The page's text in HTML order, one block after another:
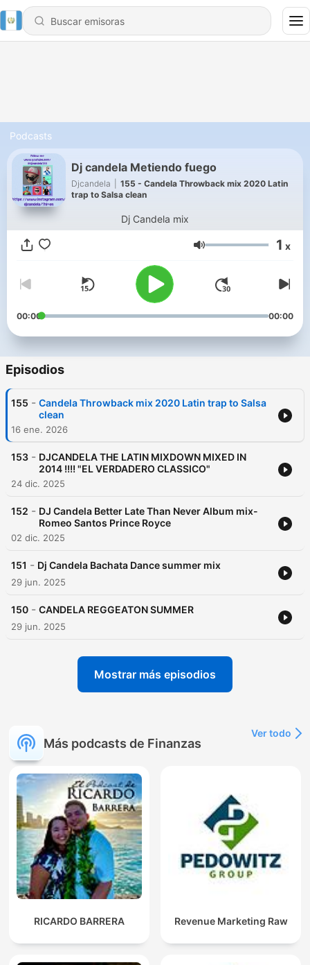
Podcasts
Dj candela Metiendo fuego
Djcandela
155 - Candela Throwback mix 2020 Latin
trap to Salsa clean
Dj Candela mix
Volumen 1 x
00:00 00:00
Episodios
155 - Candela Throwback mix 2020 Latin trap to Salsa
clean
16 ene. 2026
153 - DJCANDELA THE LATIN MIXDOWN MIXED IN
2014 !!!! "EL VERDADERO CLASSICO"
24 dic. 2025
152 - DJ Candela Better Late Than Never Album mix-
Romeo Santos Prince Royce
02 dic. 2025
151 - Dj Candela Bachata Dance summer mix
29 jun. 2025
150 - CANDELA REGGEATON SUMMER
29 jun. 2025
Mostrar más episodios
Más podcasts de Finanzas
Ver todo
RICARDO BARRERA Revenue Marketing Raw